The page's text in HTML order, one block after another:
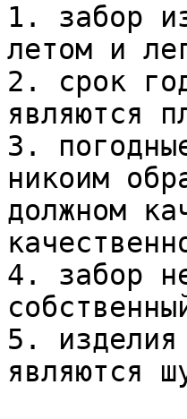
1. забор
летом и
2. срок
являются
3.
никоим
должном
4. забор
5. изделия
являются